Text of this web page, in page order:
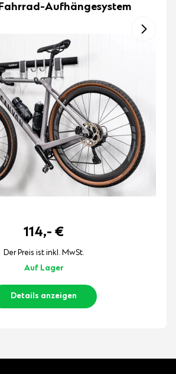
Aufhängesystem
114,- €
Der Preis ist inkl. MwSt.
Auf Lager
Details anzeigen